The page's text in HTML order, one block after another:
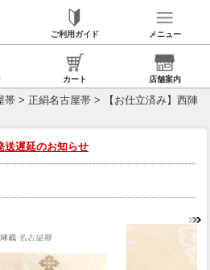
ご利用ガイド メニュー
カート 店舗案内
帯 > 正絹名古屋帯 > 【お仕立済み】西陣
送遅延のお知らせ